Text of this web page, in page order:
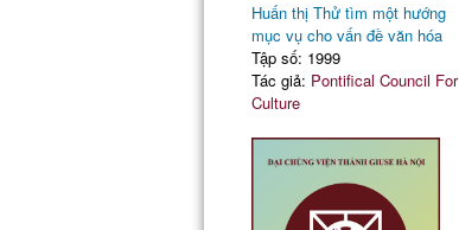
Huấn thị Thử tìm một hướng
mục vụ cho vấn đề văn hóa
Tập số: 1999
Tác giả: Pontifical Council For
Culture